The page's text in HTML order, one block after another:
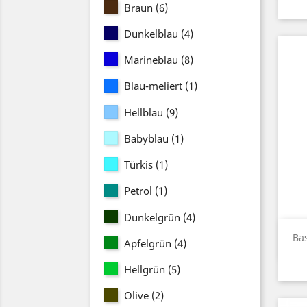
Braun (6)
Dunkelblau (4)
Marineblau (8)
Blau-meliert (1)
Hellblau (9)
Babyblau (1)
Türkis (1)
Petrol (1)
Dunkelgrün (4)
Apfelgrün (4)
Hellgrün (5)
Olive (2)